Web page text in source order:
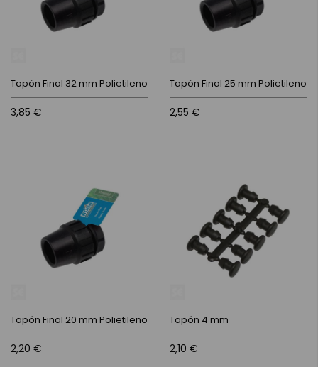
Tapón Final 32 mm Polietileno
3,85 €
Tapón Final 25 mm Polietileno
2,55 €
Tapón Final 20 mm Polietileno
2,20 €
Tapón 4 mm
2,10 €